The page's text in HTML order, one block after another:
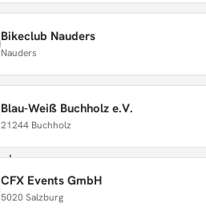
Bikeclub Nauders
Nauders
Blau-Weiß Buchholz e.V.
21244 Buchholz
CFX Events GmbH
5020 Salzburg